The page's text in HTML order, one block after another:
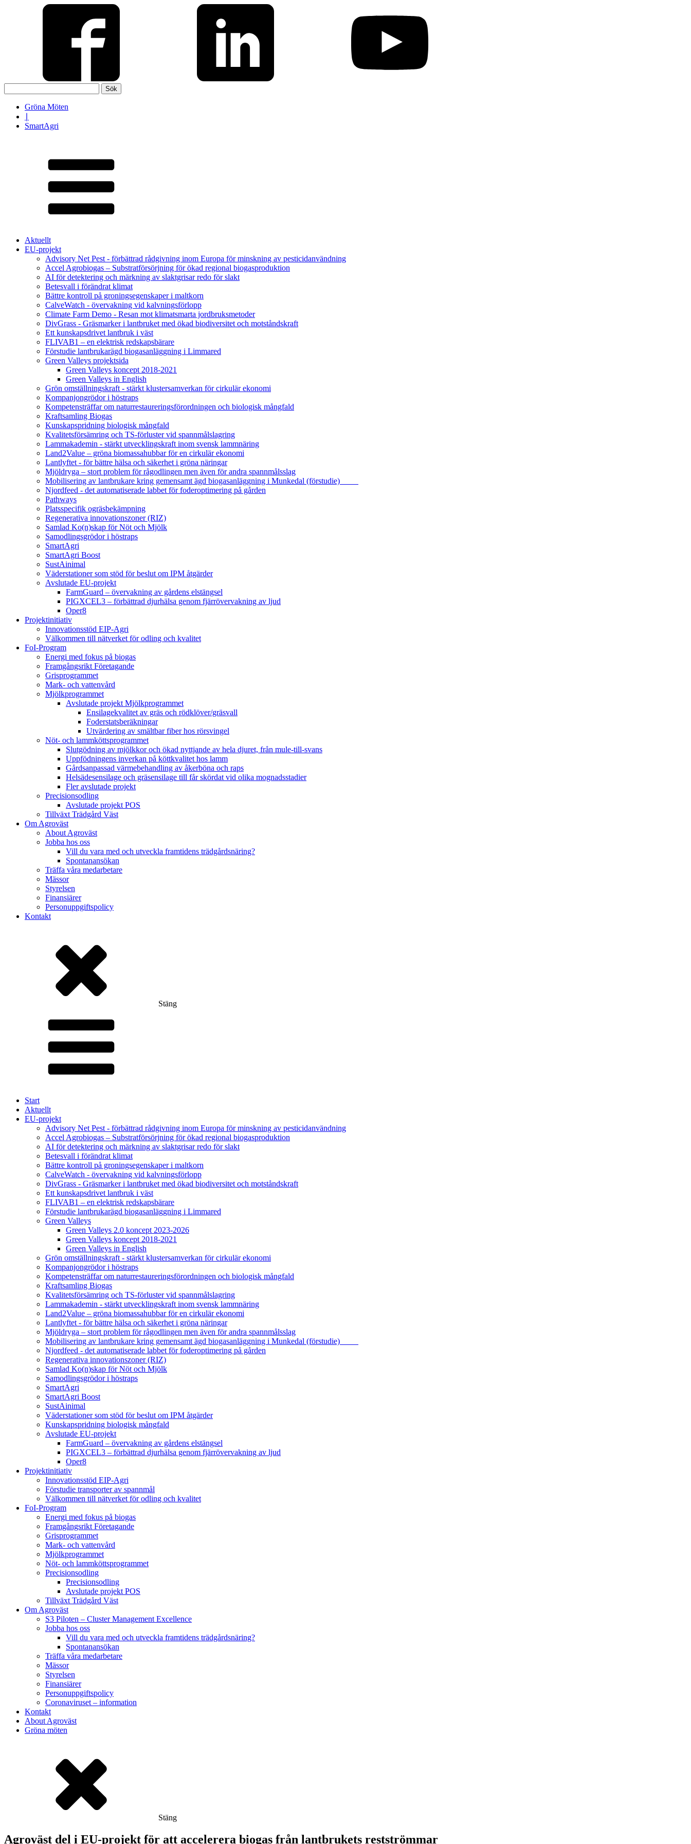
efter:
Gröna Möten
SmartAgri
Aktuellt
EU-projekt
Advisory Net Pest - förbättrad rådgivning inom Europa för minskning av pesticidanvändning
Accel Agrobiogas – Substratförsörjning för ökad regional biogasproduktion
AI för detektering och märkning av slaktgrisar redo för slakt
Betesvall i förändrat klimat
Bättre kontroll på groningsegenskaper i maltkorn
CalveWatch - övervakning vid kalvningsförlopp
Climate Farm Demo - Resan mot klimatsmarta jordbruksmetoder
DivGrass - Gräsmarker i lantbruket med ökad biodiversitet och motståndskraft
Ett kunskapsdrivet lantbruk i väst
FLIVAB1 – en elektrisk redskapsbärare
Förstudie lantbrukarägd biogasanläggning i Limmared
Green Valleys projektsida
Green Valleys koncept 2018-2021
Green Valleys in English
Grön omställningskraft - stärkt klustersamverkan för cirkulär ekonomi
Kompanjongrödor i höstraps
Kompetensträffar om naturrestaureringsförordningen och biologisk mångfald
Kraftsamling Biogas
Kunskapspridning biologisk mångfald
Kvalitetsförsämring och TS-förluster vid spannmålslagring
Lammakademin - stärkt utvecklingskraft inom svensk lammnäring
Land2Value – gröna biomassahubbar för en cirkulär ekonomi
Lantlyftet - för bättre hälsa och säkerhet i gröna näringar
Mjöldryga – stort problem för rågodlingen men även för andra spannmålsslag
Mobilisering av lantbrukare kring gemensamt ägd biogasanläggning i Munkedal (förstudie)
Njordfeed - det automatiserade labbet för foderoptimering på gården
Pathways
Platsspecifik ogräsbekämpning
Regenerativa innovationszoner (RIZ)
Samlad Ko(n)skap för Nöt och Mjölk
Samodlingsgrödor i höstraps
SmartAgri
SmartAgri Boost
SustAinimal
Väderstationer som stöd för beslut om IPM åtgärder
Avslutade EU-projekt
FarmGuard – övervakning av gårdens elstängsel
PIGXCEL3 – förbättrad djurhälsa genom fjärrövervakning av ljud
Oper8
Projektinitiativ
Innovationsstöd EIP-Agri
Välkommen till nätverket för odling och kvalitet
FoI-Program
Energi med fokus på biogas
Framgångsrikt Företagande
Grisprogrammet
Mark- och vattenvård
Mjölkprogrammet
Avslutade projekt Mjölkprogrammet
Ensilagekvalitet av gräs och rödklöver/gräsvall
Foderstatsberäkningar
Utvärdering av smältbar fiber hos rörsvingel
Nöt- och lammköttsprogrammet
Slutgödning av mjölkkor och ökad nyttjande av hela djuret, från mule-till-svans
Uppfödningens inverkan på köttkvalitet hos lamm
Gårdsanpassad värmebehandling av åkerböna och raps
Helsädesensilage och gräsensilage till får skördat vid olika mognadsstadier
Fler avslutade projekt
Precisionsodling
Avslutade projekt POS
Tillväxt Trädgård Väst
Om Agroväst
About Agroväst
Jobba hos oss
Vill du vara med och utveckla framtidens trädgårdsnäring?
Spontanansökan
Träffa våra medarbetare
Mässor
Styrelsen
Finansiärer
Personuppgiftspolicy
Kontakt
Stäng
Start
Aktuellt
EU-projekt
Advisory Net Pest - förbättrad rådgivning inom Europa för minskning av pesticidanvändning
Accel Agrobiogas – Substratförsörjning för ökad regional biogasproduktion
AI för detektering och märkning av slaktgrisar redo för slakt
Betesvall i förändrat klimat
Bättre kontroll på groningsegenskaper i maltkorn
CalveWatch - övervakning vid kalvningsförlopp
DivGrass - Gräsmarker i lantbruket med ökad biodiversitet och motståndskraft
Ett kunskapsdrivet lantbruk i väst
FLIVAB1 – en elektrisk redskapsbärare
Förstudie lantbrukarägd biogasanläggning i Limmared
Green Valleys
Green Valleys 2.0 koncept 2023-2026
Green Valleys koncept 2018-2021
Green Valleys in English
Grön omställningskraft - stärkt klustersamverkan för cirkulär ekonomi
Kompanjongrödor i höstraps
Kompetensträffar om naturrestaureringsförordningen och biologisk mångfald
Kraftsamling Biogas
Kvalitetsförsämring och TS-förluster vid spannmålslagring
Lammakademin - stärkt utvecklingskraft inom svensk lammnäring
Land2Value – gröna biomassahubbar för en cirkulär ekonomi
Lantlyftet - för bättre hälsa och säkerhet i gröna näringar
Mjöldryga – stort problem för rågodlingen men även för andra spannmålsslag
Mobilisering av lantbrukare kring gemensamt ägd biogasanläggning i Munkedal (förstudie)
Njordfeed - det automatiserade labbet för foderoptimering på gården
Regenerativa innovationszoner (RIZ)
Samlad Ko(n)skap för Nöt och Mjölk
Samodlingsgrödor i höstraps
SmartAgri
SmartAgri Boost
SustAinimal
Väderstationer som stöd för beslut om IPM åtgärder
Kunskapspridning biologisk mångfald
Avslutade EU-projekt
FarmGuard – övervakning av gårdens elstängsel
PIGXCEL3 – förbättrad djurhälsa genom fjärrövervakning av ljud
Oper8
Projektinitiativ
Innovationsstöd EIP-Agri
Förstudie transporter av spannmål
Välkommen till nätverket för odling och kvalitet
FoI-Program
Energi med fokus på biogas
Framgångsrikt Företagande
Grisprogrammet
Mark- och vattenvård
Mjölkprogrammet
Nöt- och lammköttsprogrammet
Precisionsodling
Precisionsodling
Avslutade projekt POS
Tillväxt Trädgård Väst
Om Agroväst
S3 Piloten – Cluster Management Excellence
Jobba hos oss
Vill du vara med och utveckla framtidens trädgårdsnäring?
Spontanansökan
Träffa våra medarbetare
Mässor
Styrelsen
Finansiärer
Personuppgiftspolicy
Coronaviruset – information
Kontakt
About Agroväst
Gröna möten
Stäng
Agroväst del i EU-projekt för att accelerera biogas från lantbrukets restströmmar